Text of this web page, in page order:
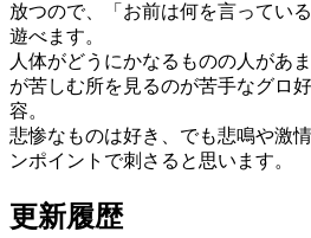
放つので、「お前は何を言ってい
遊べます。
人体がどうにかなるものの人があ
が苦しむ所を見るのが苦手なグロ
容。
悲惨なものは好き、でも悲鳴や
ンポイントで刺さると思います。
更新履歴